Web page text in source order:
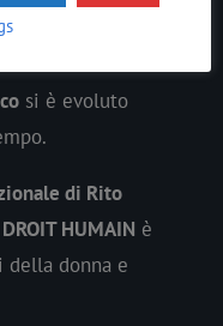
si è evoluto
di Rito
HUMAIN è
donna e